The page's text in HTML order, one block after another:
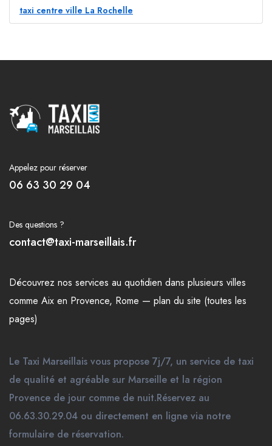
taxi centre ville La Rochelle
Appelez pour réserver
06 63 30 29 04
Des questions ?
contact@taxi-marseillais.fr
Découvrez nos services au quotidien dans plusieurs villes
comme Aix en Provence, Rome — plan du site (toutes les
pages)
Le Taxi Marseillais vous propose 7j/7, un service de taxi
de qualité et agréable sur Marseille et la région
Provence de jour comme de nuit.Réservez au
06.63.30.29.04 ou directement en ligne via notre
formulaire de réservation.